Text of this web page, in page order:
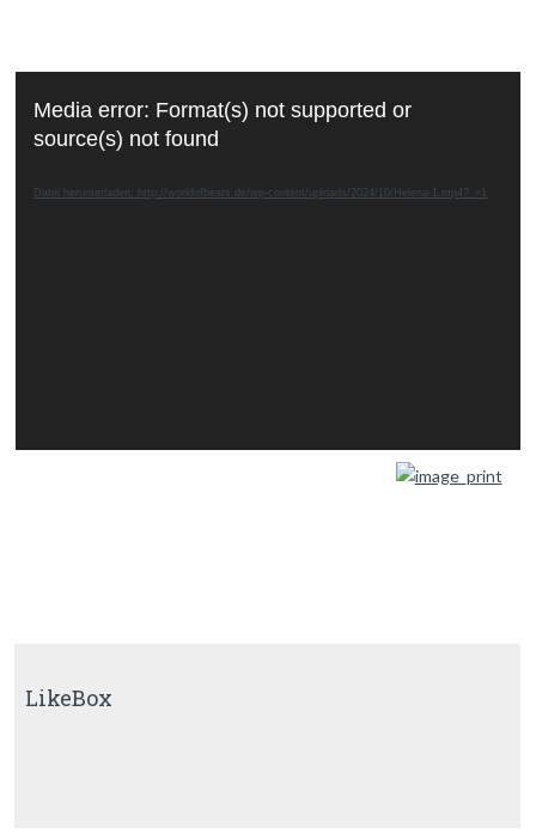
Player
Media error: Format(s) not supported or
source(s) not found
Datei herunterladen: http://worldofbeats.de/wp-content/uploads/2024/10/Helena-1.mp4?_=1
LikeBox